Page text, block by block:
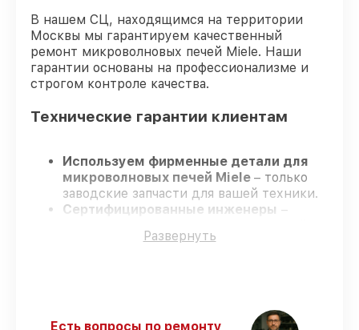
В нашем СЦ, находящимся на территории
Москвы мы гарантируем качественный
ремонт микроволновых печей Miele. Наши
гарантии основаны на профессионализме и
строгом контроле качества.
Технические гарантии клиентам
Используем фирменные детали для
микроволновых печей Miele – только
заводские запчасти для вашей техники.
Сертифицированные инженеры –
навыков, что подтверждает высокий
бесконечных переносов.
Развернуть
Есть вопросы по ремонту